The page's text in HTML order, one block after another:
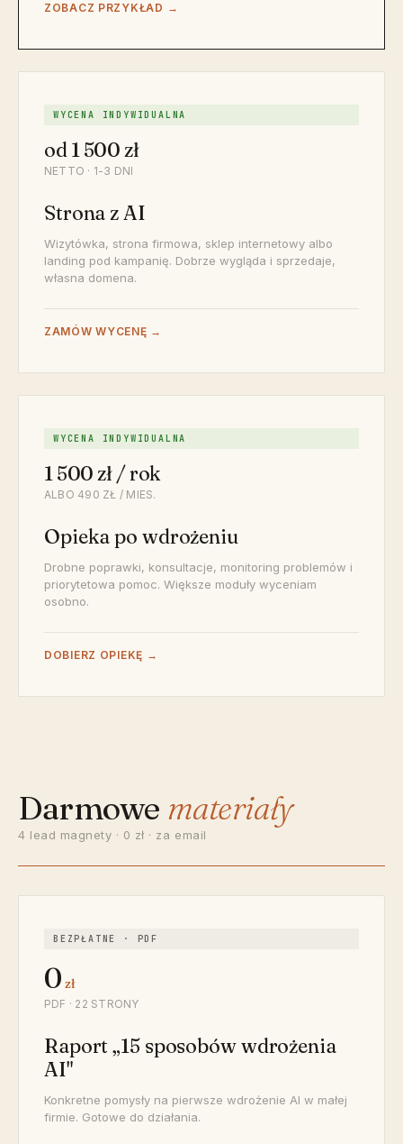
ZOBACZ PRZYKŁAD →
WYCENA INDYWIDUALNA
od 1 500 zł
NETTO · 1-3 DNI
Strona z AI
Wizytówka, strona firmowa, sklep internetowy albo
landing pod kampanię. Dobrze wygląda i sprzedaje,
własna domena.
ZAMÓW WYCENĘ →
WYCENA INDYWIDUALNA
1 500 zł / rok
ALBO 490 ZŁ / MIES.
Opieka po wdrożeniu
Drobne poprawki, konsultacje, monitoring problemów i
priorytetowa pomoc. Większe moduły wyceniam
osobno.
DOBIERZ OPIEKĘ →
Darmowe materiały
4 lead magnety · 0 zł · za email
BEZPŁATNE · PDF
0 zł
PDF · 22 STRONY
Raport „15 sposobów wdrożenia
AI"
Konkretne pomysły na pierwsze wdrożenie AI w małej
firmie. Gotowe do działania.